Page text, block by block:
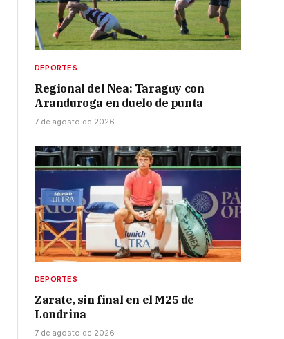
DEPORTES
Regional del Nea: Taraguy con
Aranduroga en duelo de punta
7 de agosto de 2026
DEPORTES
Zarate, sin final en el M25 de
Londrina
7 de agosto de 2026